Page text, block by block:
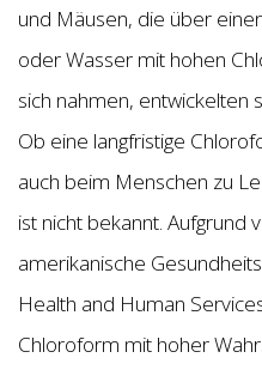
und Mäusen, die über
oder Wasser mit hohen
sich nahmen, entwickelten
Ob eine langfristige
auch beim Menschen zu
ist nicht bekannt. Aufgrund
amerikanische
Health and Human
Chloroform mit hoher